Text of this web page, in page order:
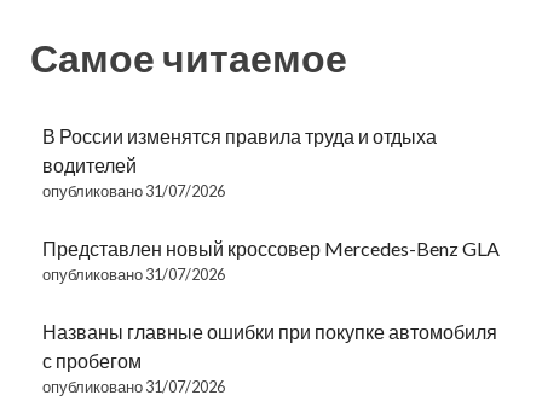
Самое читаемое
В России изменятся правила труда и отдыха
водителей
опубликовано 31/07/2026
Представлен новый кроссовер Mercedes-Benz GLA
опубликовано 31/07/2026
Названы главные ошибки при покупке автомобиля
с пробегом
опубликовано 31/07/2026